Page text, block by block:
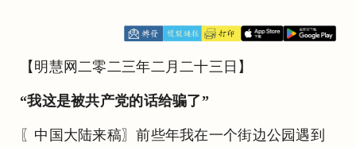
【明慧网二零二三年二月二十三日】
“我这是被共产党的话给骗了”
〖中国大陆来稿〗前些年我在一个街边公园遇到